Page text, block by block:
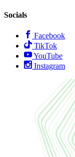
Socials
Facebook
TikTok
YouTube
Instagram